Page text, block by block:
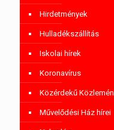
Hirdetmények
Hulladékszállítás
Iskolai hírek
Koronavírus
Közérdekű
Művelődési Ház hírei